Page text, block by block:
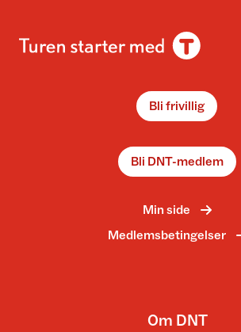
Bli frivillig
Bli DNT-medlem
Min side
Medlemsbetingelser
Om DNT